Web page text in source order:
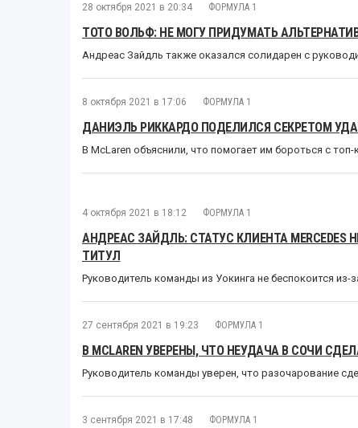
28 октября 2021 в 20:34 ФОРМУЛА 1
ТОТО ВОЛЬФ: НЕ МОГУ ПРИДУМАТЬ
Андреас Зайдль также оказался солидарен с
8 октября 2021 в 17:06 ФОРМУЛА 1
ДАНИЭЛЬ РИККАРДО ПОДЕЛИЛСЯ СЕКРЕТОМ
В McLaren объяснили, что помогает им бороться с
4 октября 2021 в 18:12 ФОРМУЛА 1
АНДРЕАС ЗАЙДЛЬ: СТАТУС КЛИЕНТА MERCEDES
ТИТУЛ
Руководитель команды из Уокинга не беспокоится из-
27 сентября 2021 в 19:23 ФОРМУЛА 1
В MCLAREN УВЕРЕНЫ, ЧТО НЕУДАЧА В СОЧИ
Руководитель команды уверен, что разочарование
3 сентября 2021 в 17:48 ФОРМУЛА 1